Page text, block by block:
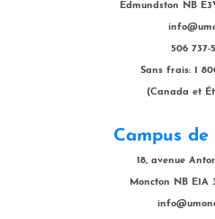
Edmundston NB
506 737-
Sans frais: 1
(Canada et
Campus
18, avenue
Moncton NB E1A